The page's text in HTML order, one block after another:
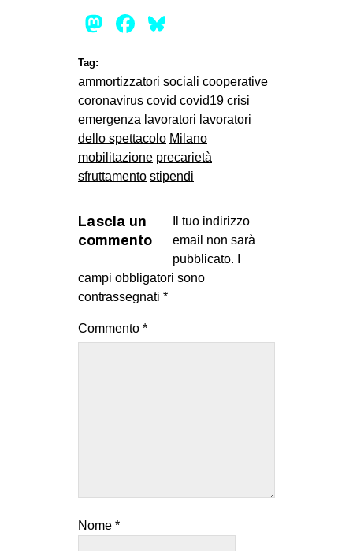
Mastodon
Facebook
Tag:
ammortizzatori sociali cooperative
coronavirus covid covid19 crisi
emergenza lavoratori lavoratori
dello spettacolo Milano
mobilitazione precarietà
sfruttamento stipendi
Lascia un
commento
Il tuo indirizzo
email non sarà
pubblicato.
campi obbligatori sono
contrassegnati *
Commento *
Nome *